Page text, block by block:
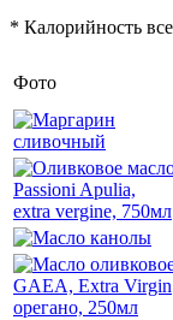
* Калорийность
Фото